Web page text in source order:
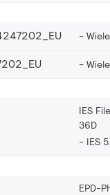
IES
36D
IES
EPD-